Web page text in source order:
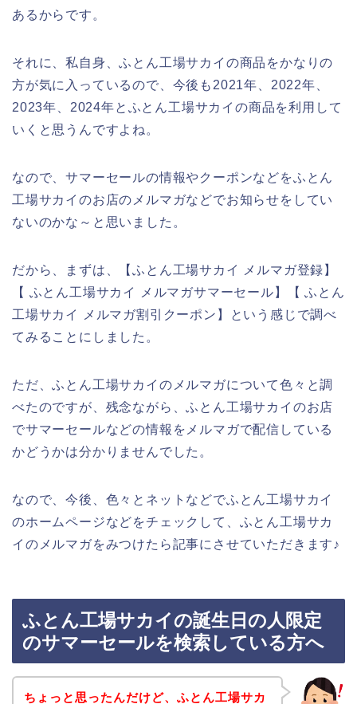
あるからです。
それに、私自身、ふとん工場サカイの商品をかなりの
方が気に入っているので、今後も2021年、2022年、
2023年、2024年とふとん工場サカイの商品を利用して
いくと思うんですよね。
なので、サマーセールの情報やクーポンなどをふとん
工場サカイのお店のメルマガなどでお知らせをしてい
ないのかな～と思いました。
だから、まずは、【ふとん工場サカイ メルマガ登録】
【 ふとん工場サカイ メルマガサマーセール】【 ふとん
工場サカイ メルマガ割引クーポン】という感じで調べ
てみることにしました。
ただ、ふとん工場サカイのメルマガについて色々と調
べたのですが、残念ながら、ふとん工場サカイのお店
でサマーセールなどの情報をメルマガで配信している
かどうかは分かりませんでした。
なので、今後、色々とネットなどでふとん工場サカイ
のホームページなどをチェックして、ふとん工場サカ
イのメルマガをみつけたら記事にさせていただきます♪
ふとん工場サカイの誕生日の人限定
のサマーセールを検索している方へ
ちょっと思ったんだけど、ふとん工場サカ